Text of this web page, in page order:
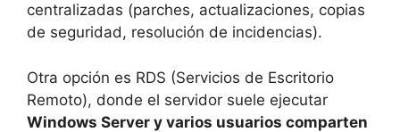
centralizadas (parches, actualizaciones, copias
de seguridad, resolución de incidencias).
Otra opción es RDS (Servicios de Escritorio
Remoto), donde el servidor suele ejecutar
Windows Server y varios usuarios comparten